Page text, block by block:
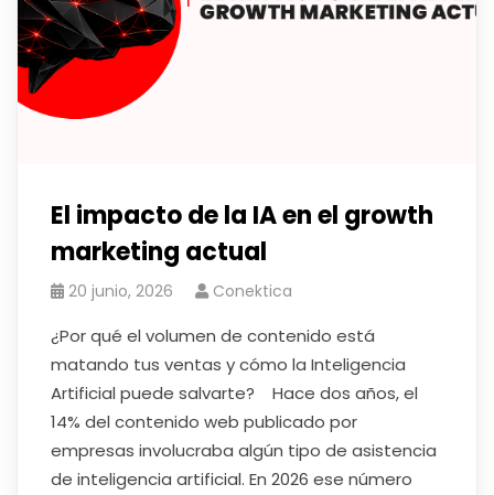
El impacto de la IA en el growth
marketing actual
20 junio, 2026 Conektica
¿Por qué el volumen de contenido está
matando tus ventas y cómo la Inteligencia
Artificial puede salvarte? Hace dos años, el
14% del contenido web publicado por
empresas involucraba algún tipo de asistencia
de inteligencia artificial. En 2026 ese número